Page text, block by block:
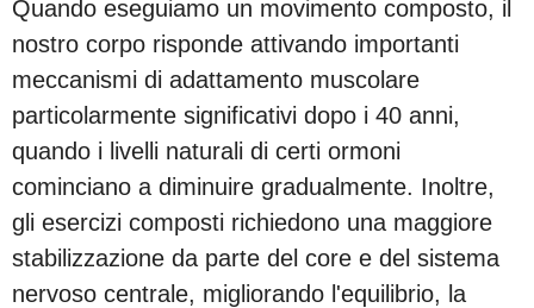
Quando eseguiamo un movimento composto, il
nostro corpo risponde attivando importanti
meccanismi di adattamento muscolare
particolarmente significativi dopo i 40 anni,
quando i livelli naturali di certi ormoni
cominciano a diminuire gradualmente. Inoltre,
gli esercizi composti richiedono una maggiore
stabilizzazione da parte del core e del sistema
nervoso centrale, migliorando l'equilibrio, la